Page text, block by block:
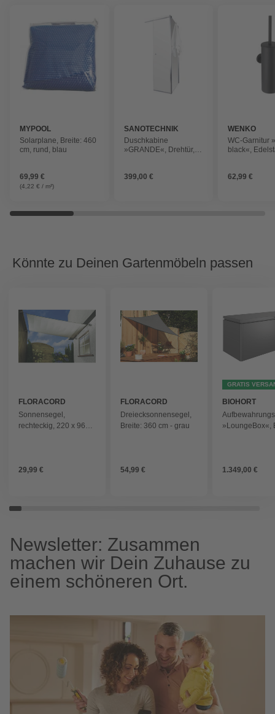
MYPOOL
Solarplane, Breite: 460
cm, rund, blau
69,99 €
(4,22 € / m²)
SANOTECHNIK
Duschkabine
»GRANDE«, Drehtür,
399,00 €
WENKO
WC-Garnitur
black«,
62,99 €
Könnte zu Deinen Gartenmöbeln passen
FLORACORD
Sonnensegel,
rechteckig, 220 x 96
29,99 €
FLORACORD
Dreiecksonnensegel,
Breite: 360 cm - grau
54,99 €
GRATIS
BIOHORT
»LoungeBox«,
1.349,00 €
Newsletter: Zusammen
machen wir Dein Zuhause zu
einem schöneren Ort.